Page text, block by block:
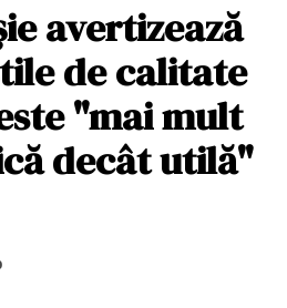
avertizează
de calitate
"mai mult
decât utilă"